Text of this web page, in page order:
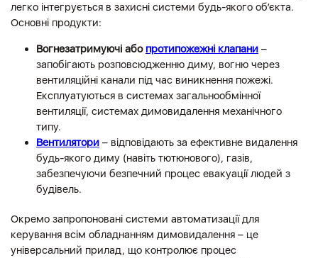
легко інтегрується в захисні системи будь-якого об’єкта.
Основні продукти:
Вогнезатримуючі або протипожежні клапани –
запобігають розповсюдженню диму, вогню через
вентиляційні канали під час виникнення пожежі.
Експлуатуються в системах загальнообмінної
вентиляції, системах димовидалення механічного
типу.
Вентилятори – відповідають за ефективне видалення
будь-якого диму (навіть тютюнового), газів,
забезпечуючи безпечний процес евакуації людей з
будівель.
Окремо запропоновані системи автоматизації для
керування всім обладнанням димовидалення – це
універсальний прилад, що контролює процес